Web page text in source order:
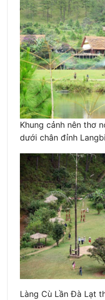
Khung cảnh nên thơ
dưới chân đỉnh
Làng Cù Lần Đà Lạt